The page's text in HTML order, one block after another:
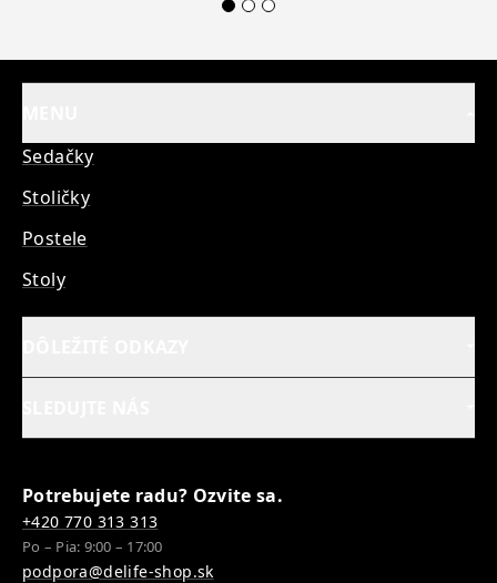
Sedačky
Stoličky
Postele
Stoly
Potrebujete radu? Ozvite sa.
+420 770 313 313
Po – Pia: 9:00 – 17:00
podpora@delife-shop.sk